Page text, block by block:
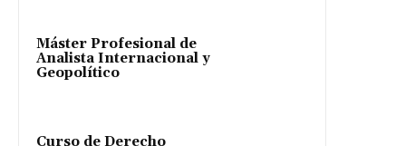
Máster Profesional de
Analista Internacional y
Geopolítico
Curso de Derecho